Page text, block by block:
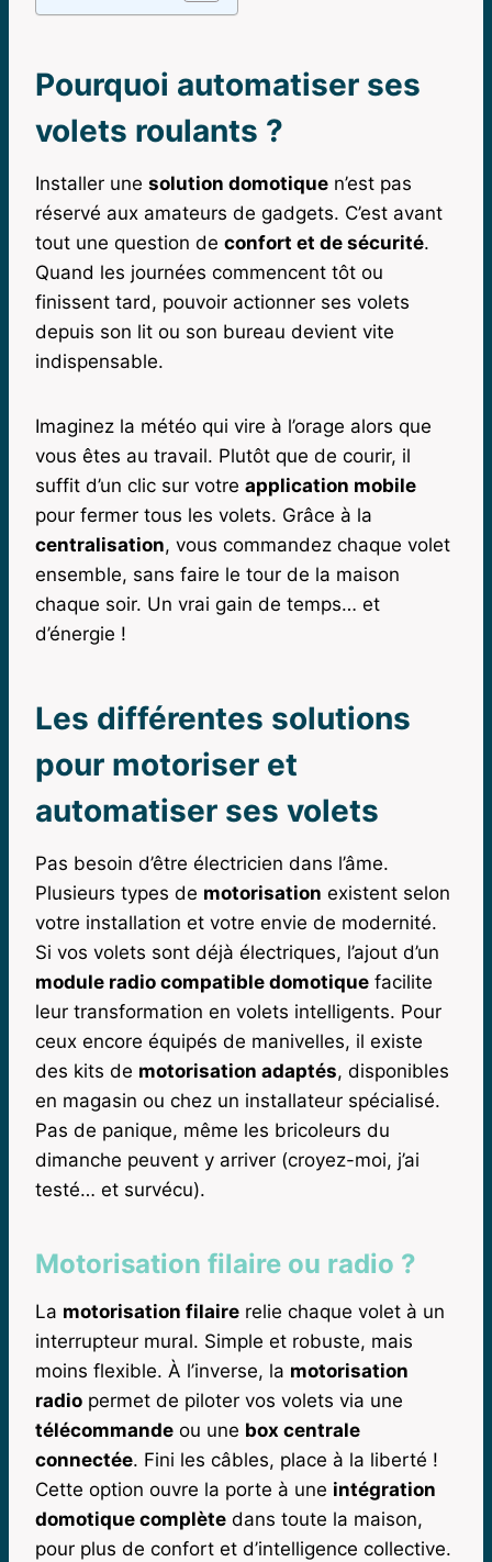
Pourquoi automatiser ses
volets roulants ?
Installer une solution domotique n’est pas
réservé aux amateurs de gadgets. C’est avant
tout une question de confort et de sécurité.
Quand les journées commencent tôt ou
finissent tard, pouvoir actionner ses volets
depuis son lit ou son bureau devient vite
indispensable.
Imaginez la météo qui vire à l’orage alors que
vous êtes au travail. Plutôt que de courir, il
suffit d’un clic sur votre application mobile
pour fermer tous les volets. Grâce à la
centralisation, vous commandez chaque volet
ensemble, sans faire le tour de la maison
chaque soir. Un vrai gain de temps… et
d’énergie !
Les différentes solutions
pour motoriser et
automatiser ses volets
Pas besoin d’être électricien dans l’âme.
Plusieurs types de motorisation existent selon
votre installation et votre envie de modernité.
Si vos volets sont déjà électriques, l’ajout d’un
module radio compatible domotique facilite
leur transformation en volets intelligents. Pour
ceux encore équipés de manivelles, il existe
des kits de motorisation adaptés, disponibles
en magasin ou chez un installateur spécialisé.
Pas de panique, même les bricoleurs du
dimanche peuvent y arriver (croyez-moi, j’ai
testé… et survécu).
Motorisation filaire ou radio ?
La motorisation filaire relie chaque volet à un
interrupteur mural. Simple et robuste, mais
moins flexible. À l’inverse, la motorisation
radio permet de piloter vos volets via une
télécommande ou une box centrale
connectée. Fini les câbles, place à la liberté !
Cette option ouvre la porte à une intégration
domotique complète dans toute la maison,
pour plus de confort et d’intelligence collective.